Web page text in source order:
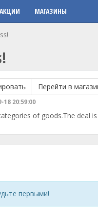
АКЦИИ МАГАЗИНЫ
Перейти в
18 20:59:00
of goods.The deal
первыми!